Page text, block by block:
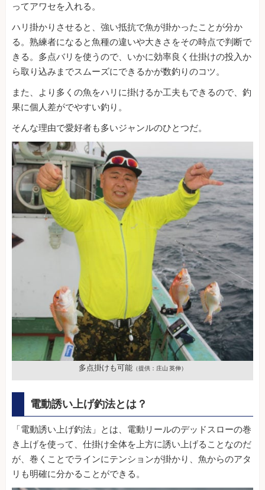
ってアワセを入れる。
ハリ掛かりさせると、強い抵抗で魚が掛かったことが分か
る。熟練者になると魚種の違いや大きさをその時点で判断で
きる。多点バリを使うので、いかに効率良く仕掛けの投入か
ら取り込みまでスムーズにできるかが数釣りのコツ。
また、より多くの魚をハリに掛けるか工夫もできるので、釣
果に個人差がでやすい釣り。
そんな理由で愛好者も多いジャンルのひとつだ。
多点掛けも可能（提供：庄山 英伸）
電動誘い上げ釣法とは？
「電動誘い上げ釣法」とは、電動リールのデッドスローの巻
き上げを使って、仕掛け全体を上方に誘い上げることなのだ
が、巻くことでラインにテンションが掛かり、魚からのアタ
リも明確に分かることができる。